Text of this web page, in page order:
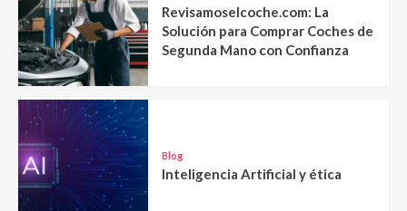
Revisamoselcoche.com: La
Solución para Comprar Coches de
Segunda Mano con Confianza
Blog
Inteligencia Artificial y ética